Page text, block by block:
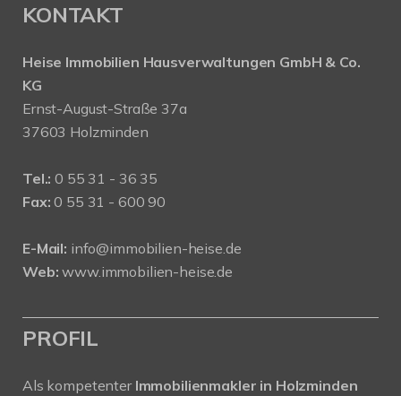
KONTAKT
Heise Immobilien Hausverwaltungen GmbH & Co.
KG
Ernst-August-Straße 37a
37603 Holzminden
Tel.: 0 55 31 - 36 35
Fax: 0 55 31 - 600 90
E-Mail: info@immobilien-heise.de
Web: www.immobilien-heise.de
PROFIL
Als kompetenter Immobilienmakler in Holzminden